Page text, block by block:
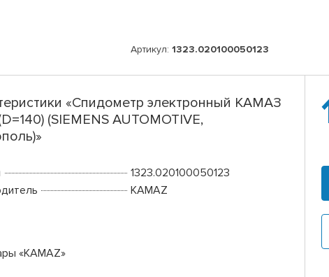
Артикул: 1323.020100050123
«Спидометр электронный КАМАЗ
(SIEMENS AUTOMOTIVE,
1323.020100050123
KAMAZ
«KAMAZ»